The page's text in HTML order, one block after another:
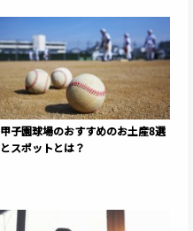
甲子園球場のおすすめのお土産8選
とスポットとは？